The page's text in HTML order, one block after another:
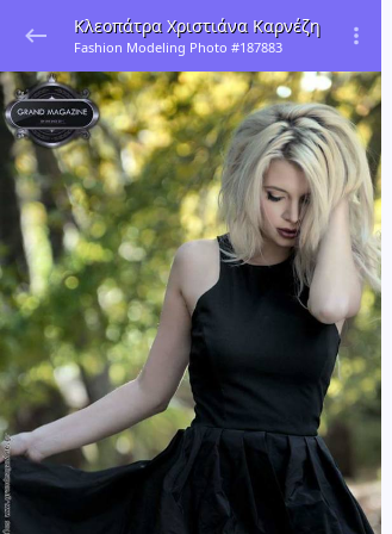
Κλεοπάτρα Χριστιάνα Καρνέζη
Fashion Modeling Photo #187883